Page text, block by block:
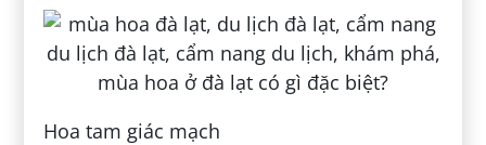
Hoa tam giác mạch